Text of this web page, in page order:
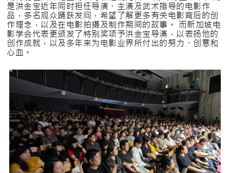
是洪金宝近年同时担任导演、主演及武术指导的电影作
品，多名观众踊跃发问，希望了解更多有关电影背后的创
作理念，以及在电影拍摄及制作期间的故事。 而新加坡电
影学会代表更颁发了特别奖项予洪金宝导演，以表扬他的
创作成就，以及多年来为电影业界所付出的努力、创意和
心血。